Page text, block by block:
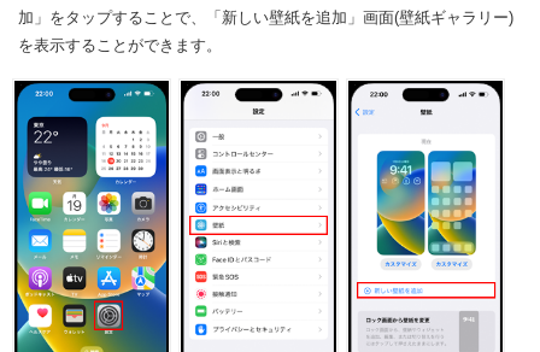
加」をタップすることで、「新しい壁紙を追加」画面(壁紙ギャラリー)
を表示することができます。